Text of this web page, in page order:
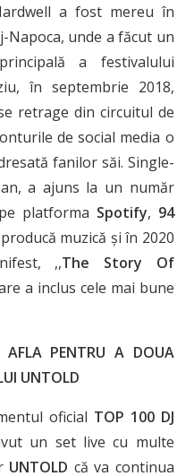
a fost mereu în
Napoca, unde a făcut un
a festivalului
în septembrie 2018,
retrage din circuitul de
de social media o
fanilor săi. Single-
a ajuns la un număr
platforma Spotify, 94
muzică și în 2020
,,The Story Of
a inclus cele mai bune
AFLA PENTRU A DOUA
UNTOLD
oficial TOP 100 DJ
un set live cu multe
UNTOLD că va continua